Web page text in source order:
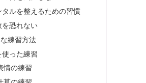
タルを整えるための習慣
を恐れない
練習方法
使った練習
情の練習